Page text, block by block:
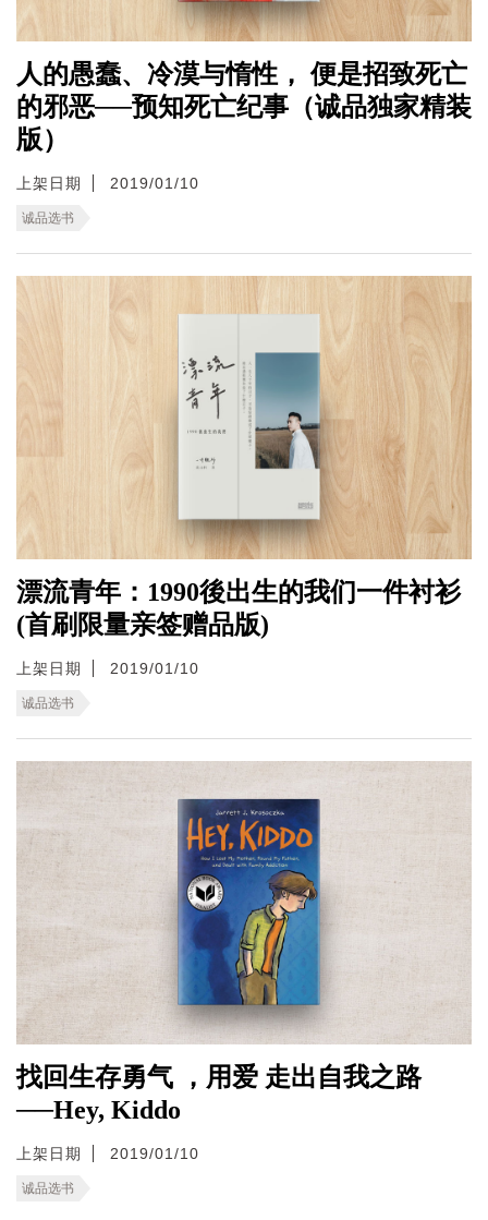
人的愚蠢、冷漠与惰性， 便是招致死亡
的邪恶──预知死亡纪事（诚品独家精装
版）
上架日期 2019/01/10
诚品选书
漂流青年：1990後出生的我们一件衬衫
(首刷限量亲签赠品版)
上架日期 2019/01/10
诚品选书
找回生存勇气 ，用爱 走出自我之路
──Hey, Kiddo
上架日期 2019/01/10
诚品选书